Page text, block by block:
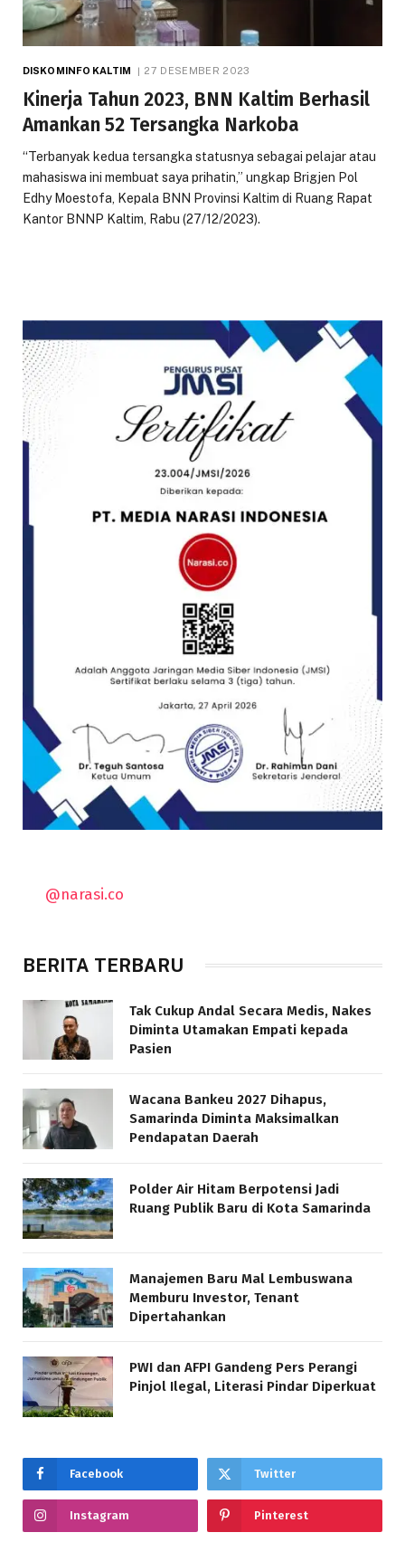
DISKOMINFO KALTIM 27 DESEMBER 2023
Kinerja Tahun 2023, BNN Kaltim Berhasil
Amankan 52 Tersangka Narkoba
“Terbanyak kedua tersangka statusnya sebagai pelajar atau
mahasiswa ini membuat saya prihatin,” ungkap Brigjen Pol
Edhy Moestofa, Kepala BNN Provinsi Kaltim di Ruang Rapat
Kantor BNNP Kaltim, Rabu (27/12/2023).
@narasi.co
BERITA TERBARU
Tak Cukup Andal Secara Medis, Nakes
Diminta Utamakan Empati kepada
Pasien
Wacana Bankeu 2027 Dihapus,
Samarinda Diminta Maksimalkan
Pendapatan Daerah
Polder Air Hitam Berpotensi Jadi
Ruang Publik Baru di Kota Samarinda
Manajemen Baru Mal Lembuswana
Memburu Investor, Tenant
Dipertahankan
PWI dan AFPI Gandeng Pers Perangi
Pinjol Ilegal, Literasi Pindar Diperkuat
Facebook Twitter
Instagram Pinterest